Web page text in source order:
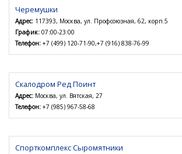
Черемушки
Адрес: 117393, Москва, ул. Профсоюзная, 62, корп.5
График: 07:00-23:00
Телефон: +7 (499) 120-71-90,+7 (916) 838-76-99
Скалодром Ред Поинт
Адрес: Москва, ул. Вятская, 27
Телефон: +7 (985) 967-58-68
Спорткомплекс Сыромятники